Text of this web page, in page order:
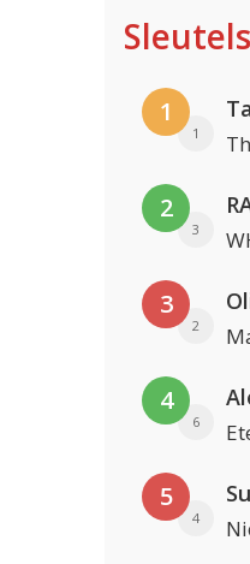
1
1
2
3
3
2
4
6
5
4